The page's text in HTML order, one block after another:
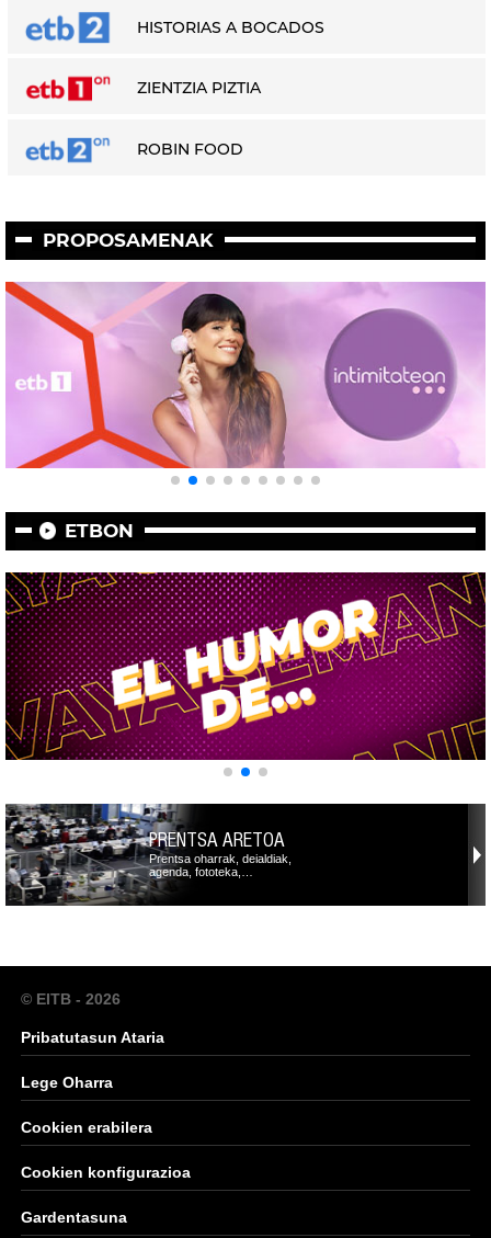
HISTORIAS A BOCADOS
ZIENTZIA PIZTIA
ROBIN FOOD
PROPOSAMENAK
ETBON
PRENTSA ARETOA
Prentsa oharrak, deialdiak,
agenda, fototeka,…
© EITB - 2026
Pribatutasun Ataria
Lege Oharra
Cookien erabilera
Cookien konfigurazioa
Gardentasuna